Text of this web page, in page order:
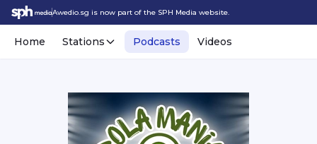
Awedio.sg is now part of the SPH Media website.
Home Stations Podcasts Videos